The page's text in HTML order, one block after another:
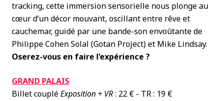
tracking, cette immersion sensorielle nous plonge au
cœur d’un décor mouvant, oscillant entre rêve et
cauchemar, guidé par une bande-son envoûtante de
Philippe Cohen Solal (Gotan Project) et Mike Lindsay.
Oserez-vous en faire l’expérience ?
GRAND PALAIS
Billet coupléExposition + VR: 22 € - TR : 19 €